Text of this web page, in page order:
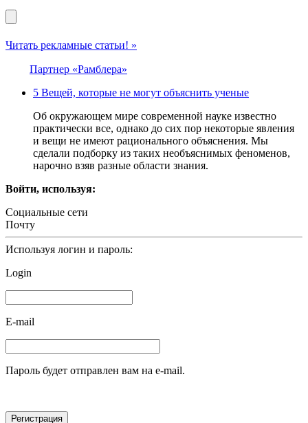
Читать рекламные статьи! »
Партнер «Рамблера»
5 Вещей, которые не могут объяснить ученые
Об окружающем мире современной науке известно
практически все, однако до сих пор некоторые явления
и вещи не имеют рационального объяснения. Мы
сделали подборку из таких необъяснимых феноменов,
нарочно взяв разные области знания.
Войти, используя:
Социальные сети
Почту
Используя логин и пароль:
Login
E-mail
Пароль будет отправлен вам на e-mail.